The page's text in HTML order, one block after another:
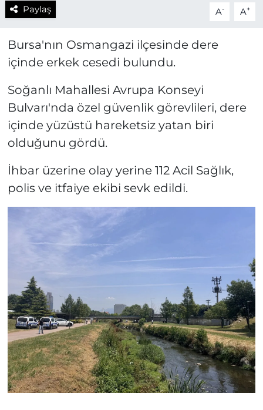
Paylaş A- A+
Bursa'nın Osmangazi ilçesinde dere
içinde erkek cesedi bulundu.
Soğanlı Mahallesi Avrupa Konseyi
Bulvarı'nda özel güvenlik görevlileri, dere
içinde yüzüstü hareketsiz yatan biri
olduğunu gördü.
İhbar üzerine olay yerine 112 Acil Sağlık,
polis ve itfaiye ekibi sevk edildi.